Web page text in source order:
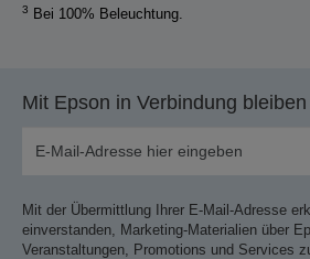
3 Bei 100% Beleuchtung.
Mit Epson in Verbindung bleiben
Mit der Übermittlung Ihrer E-Mail-Adresse
einverstanden, Marketing-Materialien über
Veranstaltungen, Promotions und Services